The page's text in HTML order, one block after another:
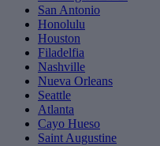
San Antonio
Honolulu
Houston
Filadelfia
Nashville
Nueva Orleans
Seattle
Atlanta
Cayo Hueso
Saint Augustine